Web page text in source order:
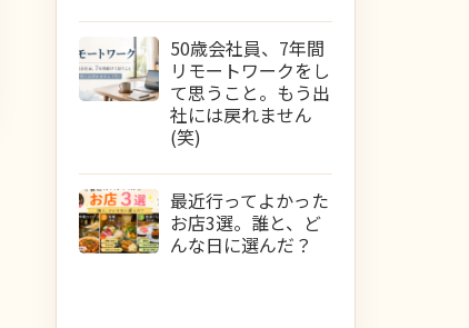
50歳会社員、7年間
リモートワークをし
て思うこと。もう出
社には戻れません
(笑)
最近行ってよかった
お店3選。誰と、ど
んな日に選んだ？